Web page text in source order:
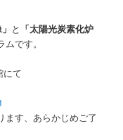
と 「太陽光炭素化炉
です。
て
ます、あらかじめご了